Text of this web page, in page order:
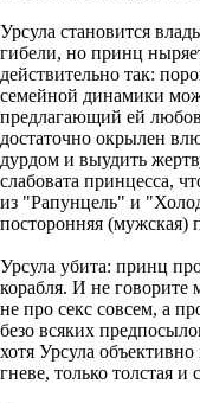
Урсула становится
гибели, но принц
действительно так:
семейной динамики
предлагающий ей
достаточно окрылен
дурдом и выудить
слабовата принцесса,
из "Рапунцель" и
посторонняя
Урсула убита: принц
корабля. И не говорите
не про секс совсем, а
безо всяких
хотя Урсула
гневе, только толстая